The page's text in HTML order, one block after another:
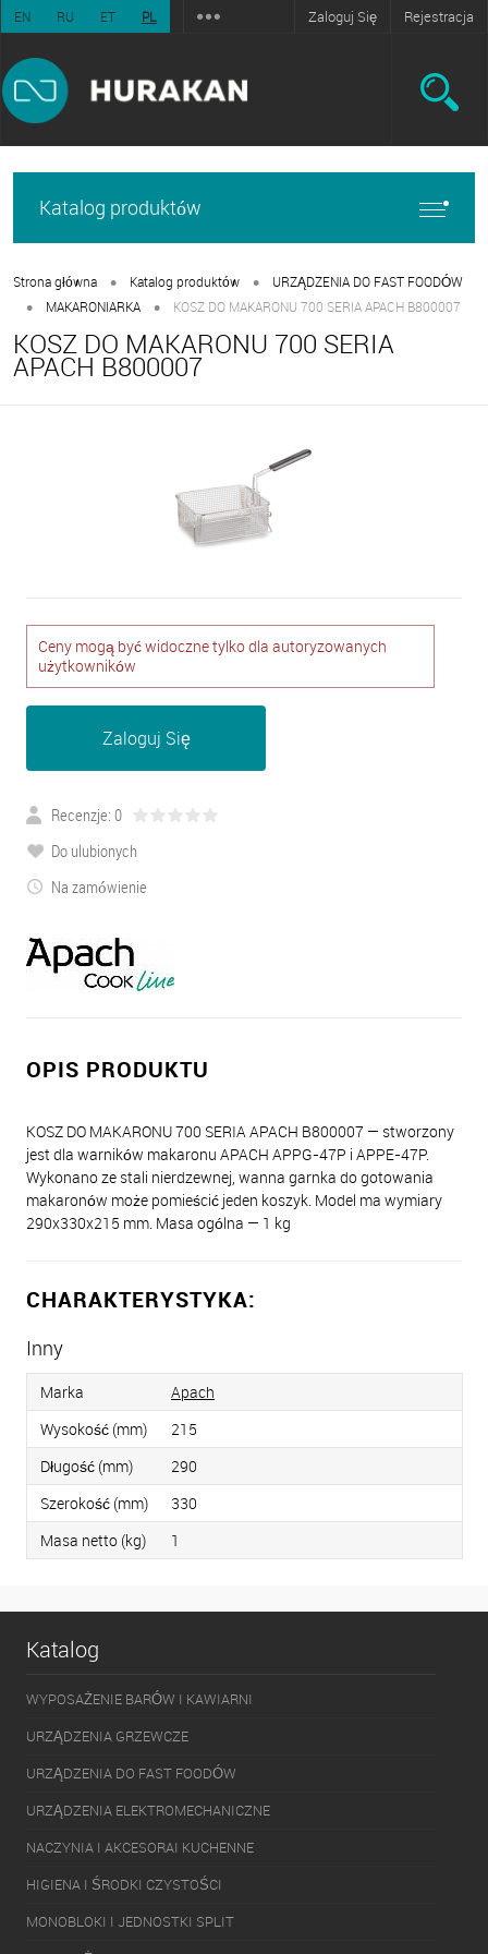
EN RU ET PL Zaloguj Się Rejestracja
Katalog produktów
Strona główna • Katalog produktów • URZĄDZENIA DO FAST FOODÓW
• MAKARONIARKA • KOSZ DO MAKARONU 700 SERIA APACH B800007
KOSZ DO MAKARONU 700 SERIA
APACH B800007
Ceny mogą być widoczne tylko dla autoryzowanych
użytkowników
Zaloguj Się
Recenzje: 0
Do ulubionych
Na zamówienie
OPIS PRODUKTU
KOSZ DO MAKARONU 700 SERIA APACH B800007 — stworzony
jest dla warników makaronu APACH APPG-47P i APPE-47P.
Wykonano ze stali nierdzewnej, wanna garnka do gotowania
makaronów może pomieścić jeden koszyk. Model ma wymiary
290x330x215 mm. Masa ogólna — 1 kg
CHARAKTERYSTYKA:
Inny
Marka
Apach
Wysokość (mm)
215
Długość (mm)
290
Szerokość (mm)
330
Masa netto (kg)
1
Katalog
WYPOSAŻENIE BARÓW I KAWIARNI
URZĄDZENIA GRZEWCZE
URZĄDZENIA DO FAST FOODÓW
URZĄDZENIA ELEKTROMECHANICZNE
NACZYNIA I AKCESORAI KUCHENNE
HIGIENA I ŚRODKI CZYSTOŚCI
MONOBLOKI I JEDNOSTKI SPLIT